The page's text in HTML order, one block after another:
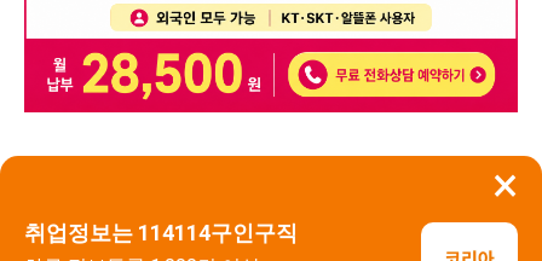
×
취업정보는 114114구인구직